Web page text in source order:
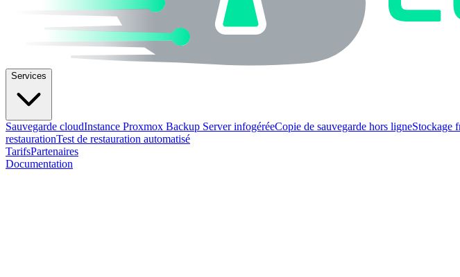
Services
Sauvegarde cloudInstance Proxmox Backup Server infogéréeCopie de sauvegarde hors ligneStockage
restaurationTest de restauration automatisé
TarifsPartenaires
Documentation